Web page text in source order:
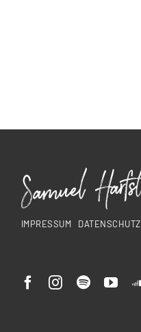
IMPRESSUM DATENSCHUTZ